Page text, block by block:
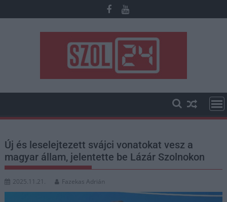
to
Új és leselejtezett svájci vonatokat vesz a
magyar állam, jelentette be Lázár Szolnokon
2025.11.21. Fazekas Adrián